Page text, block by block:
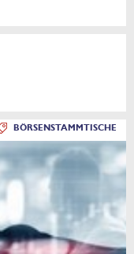
BÖRSENSTAMMTISCHE